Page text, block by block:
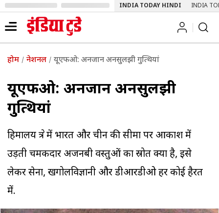
INDIA TODAY HINDI INDIA
होम नेशनल यूएफओ: अनजान अनसुलझी गुत्थियां
यूएफओ: अनजान अनसुलझी
गुत्थियां
हिमालय क्षेत्र में भारत और चीन की सीमा पर आकाश में
उड़ती चमकदार अजनबी वस्तुओं का स्रोत क्या है, इसे
लेकर सेना, खगोलविज्ञानी और डीआरडीओ हर कोई हैरत
में.